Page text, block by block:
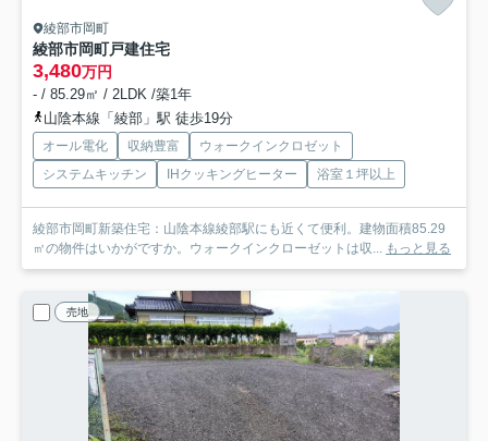
綾部市岡町
綾部市岡町戸建住宅
3,480万円
- / 85.29㎡ / 2LDK /築1年
山陰本線「綾部」駅 徒歩19分
オール電化 収納豊富
ウォークインクロゼット
システムキッチン
IHクッキングヒーター 浴室１坪以上
綾部市岡町新築住宅：山陰本線綾部駅にも近くて便利。建物面積85.29
㎡の物件はいかがですか。ウォークインクローゼットは収... もっと見る
売地